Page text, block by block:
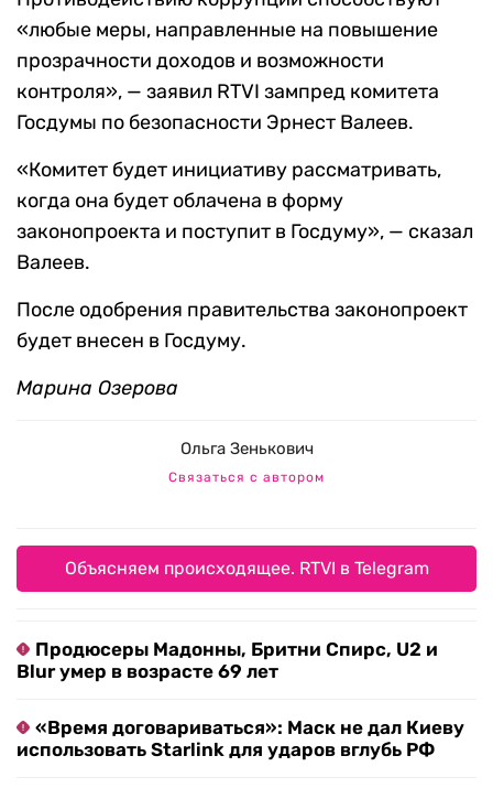
«любые меры, направленные на повышение
прозрачности доходов и возможности
контроля», — заявил RTVI зампред комитета
Госдумы по безопасности Эрнест Валеев.
«Комитет будет инициативу рассматривать,
когда она будет облачена в форму
законопроекта и поступит в Госдуму», — сказал
Валеев.
После одобрения правительства законопроект
будет внесен в Госдуму.
Марина Озерова
Ольга Зенькович
Связаться с автором
Объясняем происходящее. RTVI в Telegram
Продюсеры Мадонны, Бритни Спирс, U2 и
Blur умер в возрасте 69 лет
«Время договариваться»: Маск не дал Киеву
использовать Starlink для ударов вглубь РФ